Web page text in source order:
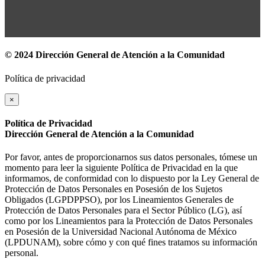
© 2024 Dirección General de Atención a la Comunidad
Política de privacidad
×
Política de Privacidad
Dirección General de Atención a la Comunidad
Por favor, antes de proporcionarnos sus datos personales, tómese un
momento para leer la siguiente Política de Privacidad en la que
informamos, de conformidad con lo dispuesto por la Ley General de
Protección de Datos Personales en Posesión de los Sujetos
Obligados (LGPDPPSO), por los Lineamientos Generales de
Protección de Datos Personales para el Sector Público (LG), así
como por los Lineamientos para la Protección de Datos Personales
en Posesión de la Universidad Nacional Autónoma de México
(LPDUNAM), sobre cómo y con qué fines tratamos su información
personal.